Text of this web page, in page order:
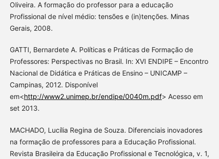
Oliveira. A formação do professor para a educação
Profissional de nível médio: tensões e (in)tenções. Minas
Gerais, 2008.
GATTI, Bernardete A. Políticas e Práticas de Formação de
Professores: Perspectivas no Brasil. In: XVI ENDIPE – Encontro
Nacional de Didática e Práticas de Ensino – UNICAMP –
Campinas, 2012. Disponível
em<http://www2.unimep.br/endipe/0040m.pdf> Acesso em
set 2013.
MACHADO, Lucília Regina de Souza. Diferenciais inovadores
na formação de professores para a Educação Profissional.
Revista Brasileira da Educação Profissional e Tecnológica, v. 1,